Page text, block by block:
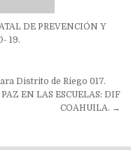
DE PREVENCIÓN Y
19.
Distrito de Riego 017.
EN LAS ESCUELAS: DIF
COAHUILA. →